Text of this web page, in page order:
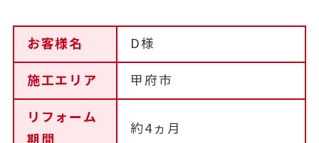
お客様名 D様
施工エリア 甲府市
リフォーム
約4ヵ月